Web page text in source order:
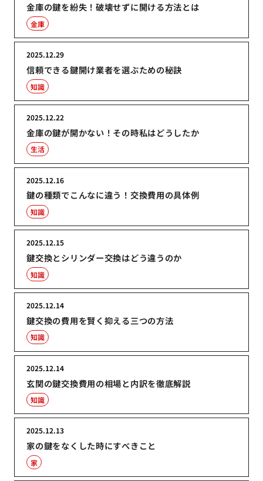
金庫の鍵を紛失！破壊せずに開ける方法とは
金庫
信頼できる鍵開け業者を選ぶための秘訣
2025.12.29
知識
金庫の鍵が開かない！その時私はどうしたか
2025.12.22
生活
鍵の種類でこんなに違う！交換費用の具体例
2025.12.16
知識
鍵交換とシリンダー交換はどう違うのか
2025.12.15
知識
鍵交換の費用を賢く抑える三つの方法
2025.12.14
知識
玄関の鍵交換費用の相場と内訳を徹底解説
2025.12.14
知識
家の鍵をなくした時にすべきこと
2025.12.13
家